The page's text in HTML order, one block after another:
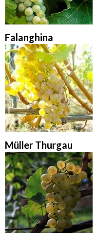
Falanghina
Müller Thurgau